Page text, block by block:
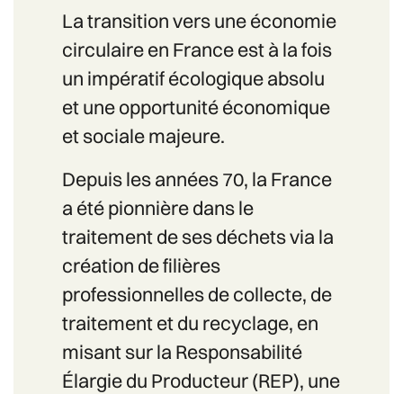
La transition vers une économie
circulaire en France est à la fois
un impératif écologique absolu
et une opportunité économique
et sociale majeure.
Depuis les années 70, la France
a été pionnière dans le
traitement de ses déchets via la
création de filières
professionnelles de collecte, de
traitement et du recyclage, en
misant sur la Responsabilité
Élargie du Producteur (REP), une